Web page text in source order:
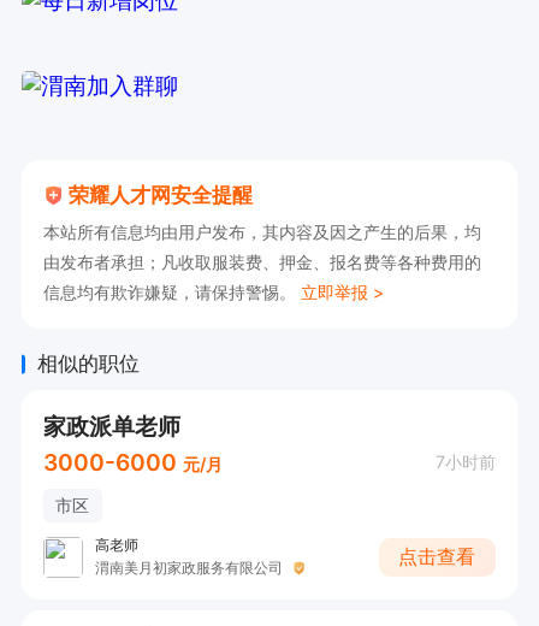
荣耀人才网安全提醒
本站所有信息均由用户发布，其内容及因之产生的后果，均
由发布者承担；凡收取服装费、押金、报名费等各种费用的
信息均有欺诈嫌疑，请保持警惕。 立即举报 >
相似的职位
家政派单老师
3000-6000 元/月 7小时前
市区
高老师
渭南美月初家政服务有限公司
点击查看